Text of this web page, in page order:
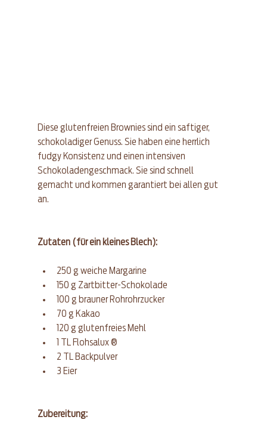
Diese glutenfreien Brownies sind ein saftiger,
schokoladiger Genuss. Sie haben eine herrlich
fudgy Konsistenz und einen intensiven
Schokoladengeschmack. Sie sind schnell
gemacht und kommen garantiert bei allen gut
an.
Zutaten (für ein kleines Blech):
250 g weiche Margarine
150 g Zartbitter-Schokolade
100 g brauner Rohrohrzucker
70 g Kakao
120 g glutenfreies Mehl
1 TL Flohsalux ®
2 TL Backpulver
3 Eier
Zubereitung: